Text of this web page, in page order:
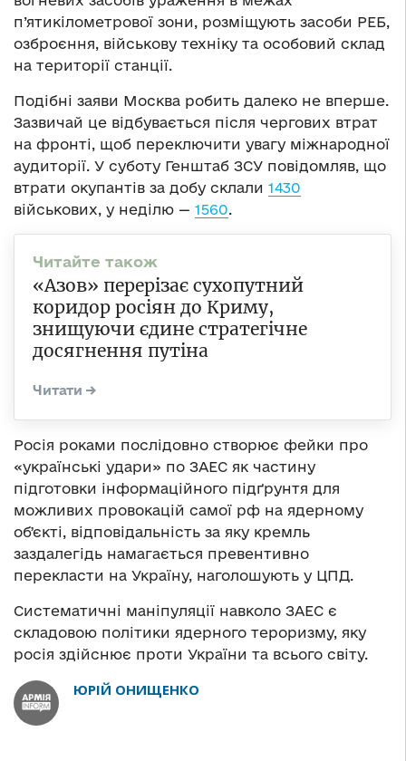
п’ятикілометрової зони, розміщують засоби РЕБ,
озброєння, військову техніку та особовий склад
на території станції.
Подібні заяви Москва робить далеко не вперше.
Зазвичай це відбувається після чергових втрат
на фронті, щоб переключити увагу міжнародної
аудиторії. У суботу Генштаб ЗСУ повідомляв, що
втрати окупантів за добу склали 1430
військових, у неділю — 1560.
«Азов» перерізає сухопутний
коридор росіян до Криму,
знищуючи єдине стратегічне
досягнення путіна
Росія роками послідовно створює фейки про
«українські удари» по ЗАЕС як частину
підготовки інформаційного підґрунтя для
можливих провокацій самої рф на ядерному
обʼєкті, відповідальність за яку кремль
заздалегідь намагається превентивно
перекласти на Україну, наголошують у ЦПД.
Систематичні маніпуляції навколо ЗАЕС є
складовою політики ядерного тероризму, яку
росія здійснює проти України та всього світу.
ЮРІЙ ОНИЩЕНКО